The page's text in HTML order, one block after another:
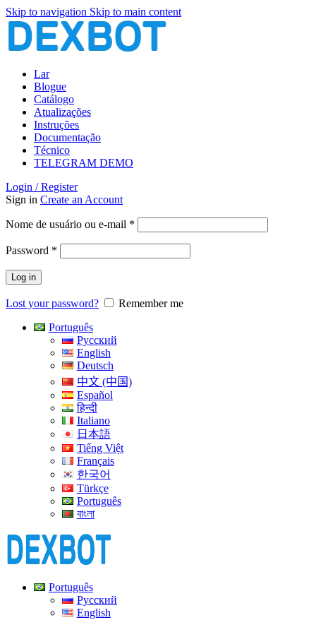
Skip to navigation Skip to main content
Lar
Blogue
Catálogo
Atualizações
Instruções
Documentação
Técnico
TELEGRAM DEMO
Login / Register
Sign in Create an Account
Nome de usuário ou e-mail *
Password *
Log in
Lost your password?
Remember me
Português
Русский
English
Deutsch
中文 (中国)
Español
हिन्दी
Italiano
日本語
Tiếng Việt
Français
한국어
Türkçe
Português
বাংলা
Português
Русский
English